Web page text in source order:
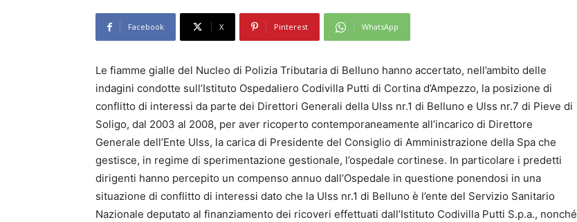
Facebook X Pinterest WhatsApp
Le fiamme gialle del Nucleo di Polizia Tributaria di Belluno hanno accertato, nell’ambito delle
indagini condotte sull’Istituto Ospedaliero Codivilla Putti di Cortina d’Ampezzo, la posizione di
conflitto di interessi da parte dei Direttori Generali della Ulss nr.1 di Belluno e Ulss nr.7 di Pieve di
Soligo, dal 2003 al 2008, per aver ricoperto contemporaneamente all’incarico di Direttore
Generale dell’Ente Ulss, la carica di Presidente del Consiglio di Amministrazione della Spa che
gestisce, in regime di sperimentazione gestionale, l’ospedale cortinese. In particolare i predetti
dirigenti hanno percepito un compenso annuo dall’Ospedale in questione ponendosi in una
situazione di conflitto di interessi dato che la Ulss nr.1 di Belluno è l’ente del Servizio Sanitario
Nazionale deputato al finanziamento dei ricoveri effettuati dall’Istituto Codivilla Putti S.p.a., nonché